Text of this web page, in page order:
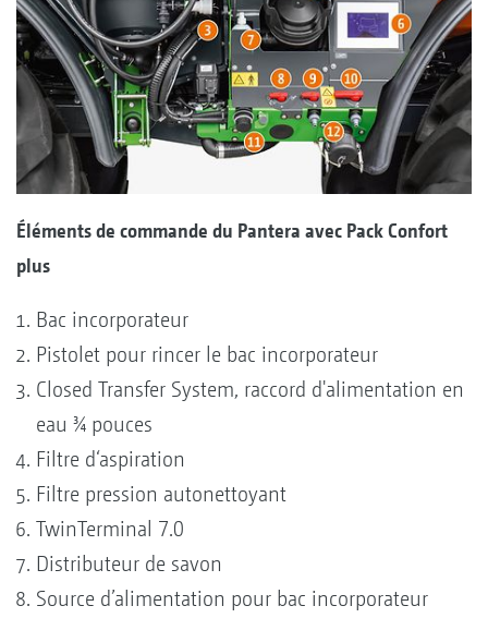
Éléments de commande du Pantera avec Pack Confort
plus
Bac incorporateur
Pistolet pour rincer le bac incorporateur
Closed Transfer System, raccord d'alimentation en
eau ¾ pouces
Filtre d‘aspiration
Filtre pression autonettoyant
TwinTerminal 7.0
Distributeur de savon
Source d’alimentation pour bac incorporateur